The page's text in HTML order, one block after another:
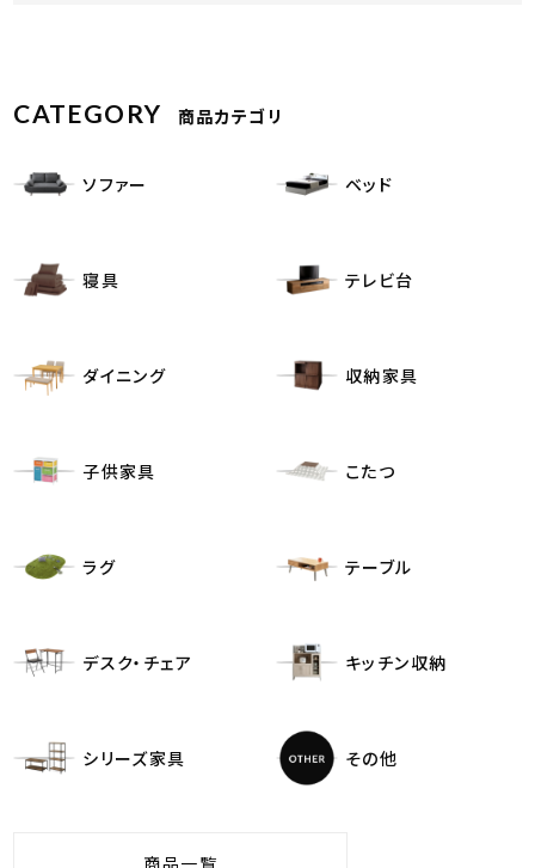
CATEGORY 商品カテゴリ
ソファー ベッド
寝具 テレビ台
ダイニング 収納家具
子供家具 こたつ
ラグ テーブル
デスク・チェア キッチン収納
シリーズ家具 その他